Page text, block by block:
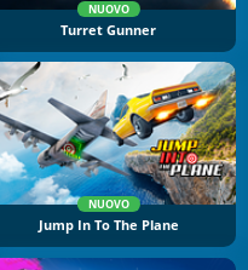
NUOVO
Turret Gunner
NUOVO
Jump In To The Plane